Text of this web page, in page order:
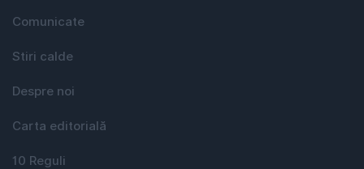
Comunicate
Stiri calde
Despre noi
Carta editorială
10 Reguli